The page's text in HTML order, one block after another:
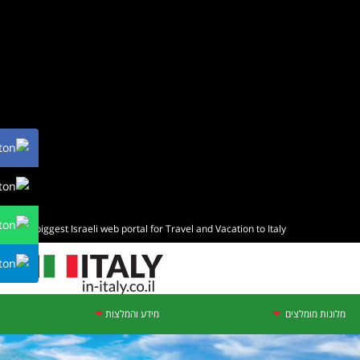
The biggest Israeli web portal for Travel and Vacation to Italy
מלונות מומלצים מידע והמלצות